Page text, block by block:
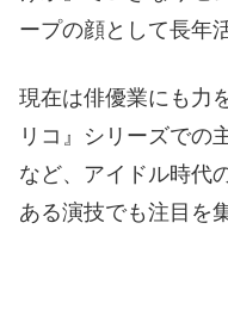
ープの顔として長年
現在は俳優業にも力
リコ』シリーズでの
など、アイドル時代
ある演技でも注目を